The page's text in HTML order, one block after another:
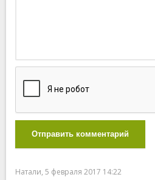
Отправить комментарий
Натали, 5 февраля 2017 14:22